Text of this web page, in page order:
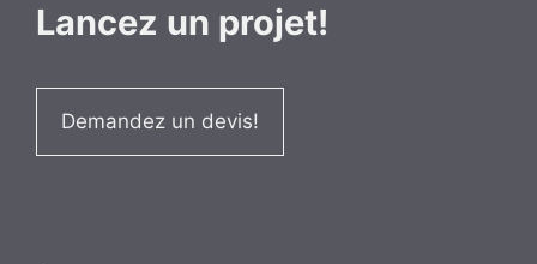
Lancez un projet!
Demandez un devis!